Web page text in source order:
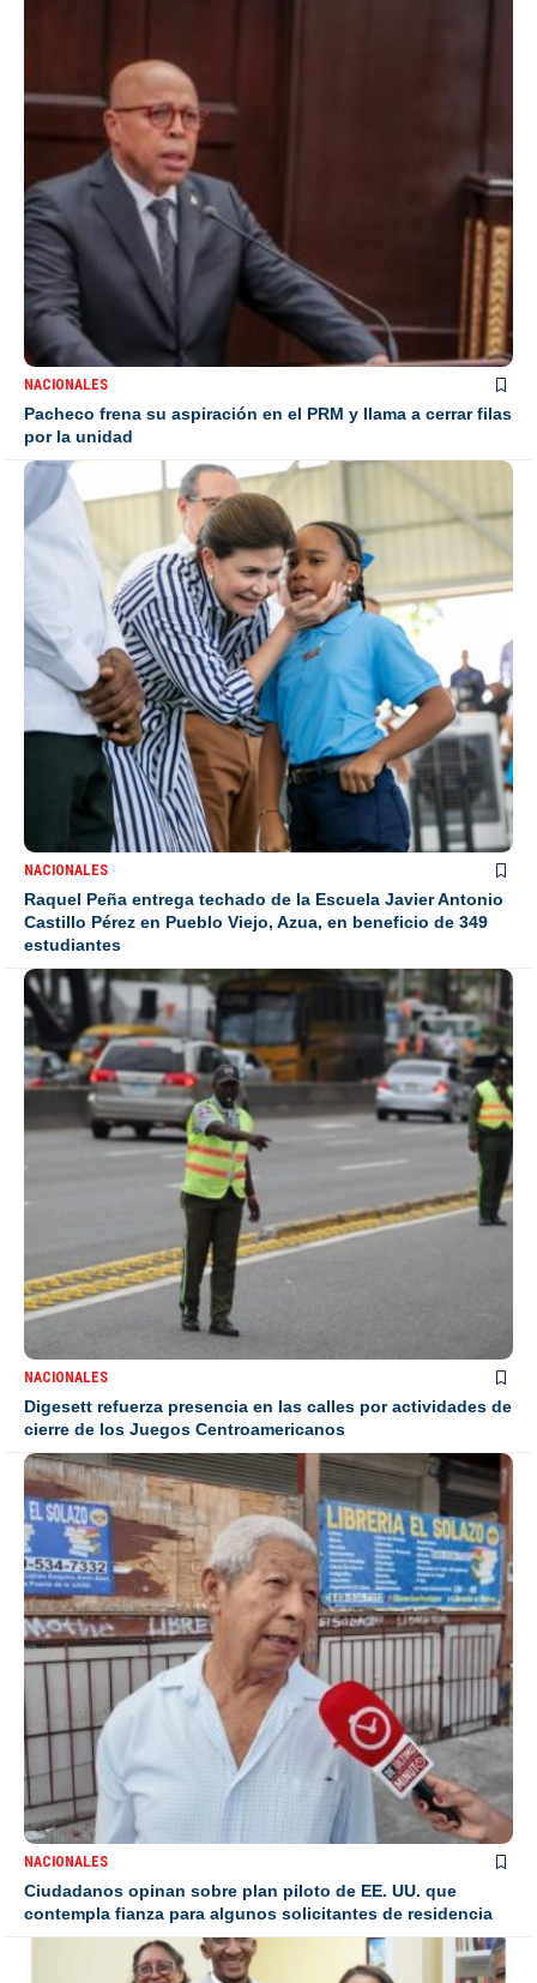
NACIONALES
Pacheco frena su aspiración en el PRM y llama a cerrar filas
por la unidad
NACIONALES
Raquel Peña entrega techado de la Escuela Javier Antonio
Castillo Pérez en Pueblo Viejo, Azua, en beneficio de 349
estudiantes
NACIONALES
Digesett refuerza presencia en las calles por actividades de
cierre de los Juegos Centroamericanos
NACIONALES
Ciudadanos opinan sobre plan piloto de EE. UU. que
contempla fianza para algunos solicitantes de residencia